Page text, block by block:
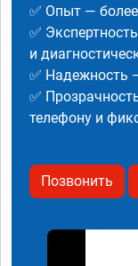
✅ Опыт —
✅
и
✅ Надежность
✅
телефону и
Позвонить